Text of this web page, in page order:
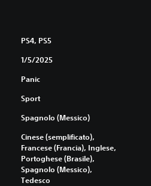
PS4, PS5
1/5/2025
Panic
Sport
Spagnolo (Messico)
Cinese (semplificato),
Francese (Francia), Inglese,
Portoghese (Brasile),
Spagnolo (Messico),
Tedesco